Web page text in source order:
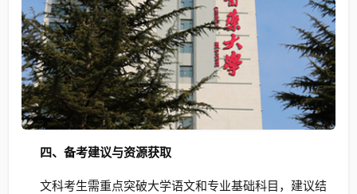
四、备考建议与资源获取
文科考生需重点突破大学语文和专业基础科目，建议结